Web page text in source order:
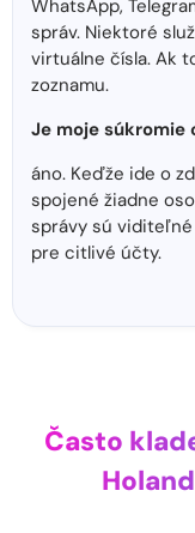
WhatsApp,
správ. Niektoré
virtuálne čísla. Ak
zoznamu.
Je moje súkromie
áno. Keďže ide o
spojené žiadne
správy sú
pre citlivé účty.
Často